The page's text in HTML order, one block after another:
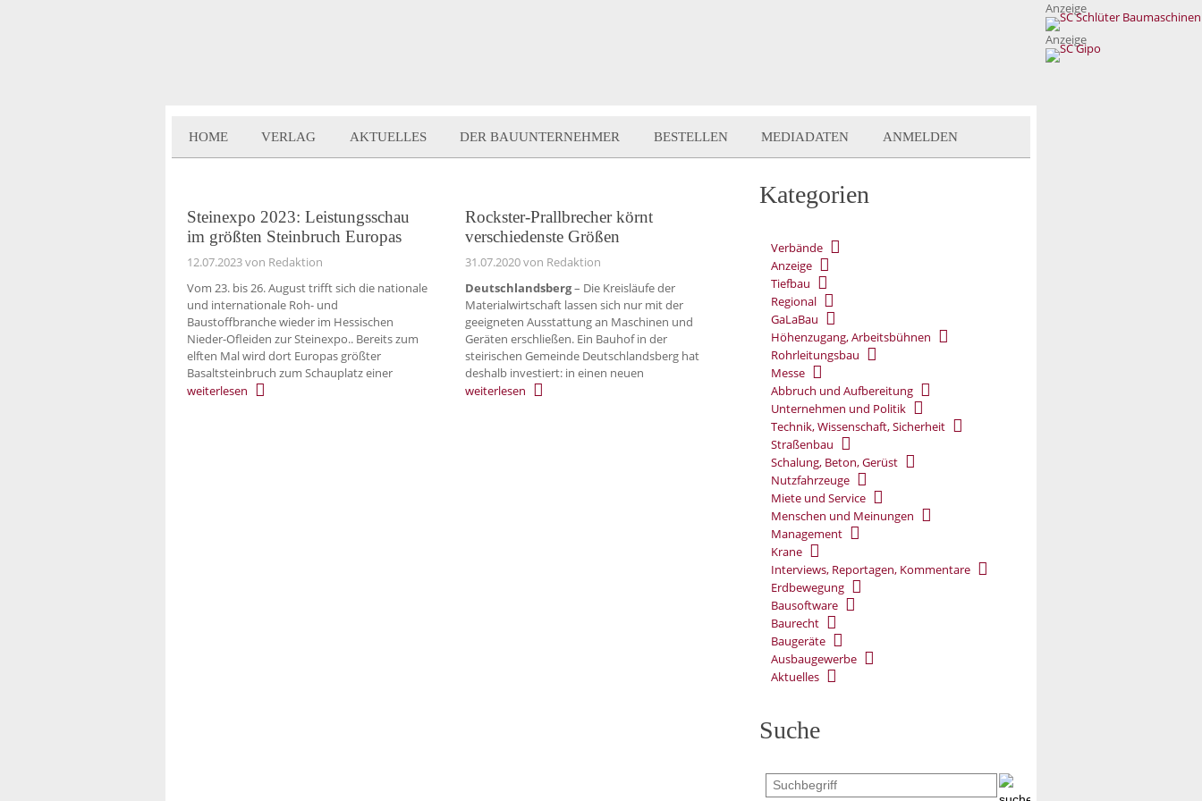
Anzeige
Anzeige
HOME VERLAG AKTUELLES DER BAUUNTERNEHMER BESTELLEN MEDIADATEN ANMELDEN
Steinexpo 2023: Leistungsschau
im größten Steinbruch Europas
12.07.2023von Redaktion
Vom 23. bis 26. August trifft sich die nationale
und internationale Roh- und
Baustoffbranche wieder im Hessischen
Nieder-Ofleiden zur Steinexpo.. Bereits zum
elften Mal wird dort Europas größter
Basaltsteinbruch zum Schauplatz einer
weiterlesen
Rockster-Prallbrecher körnt
verschiedenste Größen
31.07.2020von Redaktion
Deutschlandsberg– Die Kreisläufe der
Materialwirtschaft lassen sich nur mit der
geeigneten Ausstattung an Maschinen und
Geräten erschließen. Ein Bauhof in der
steirischen Gemeinde Deutschlandsberg hat
deshalb investiert: in einen neuen
weiterlesen
Kategorien
Verbände
Anzeige
Tiefbau
Regional
GaLaBau
Höhenzugang, Arbeitsbühnen
Rohrleitungsbau
Messe
Abbruch und Aufbereitung
Unternehmen und Politik
Technik, Wissenschaft, Sicherheit
Straßenbau
Schalung, Beton, Gerüst
Nutzfahrzeuge
Miete und Service
Menschen und Meinungen
Management
Krane
Interviews, Reportagen, Kommentare
Erdbewegung
Bausoftware
Baurecht
Baugeräte
Ausbaugewerbe
Aktuelles
Suche